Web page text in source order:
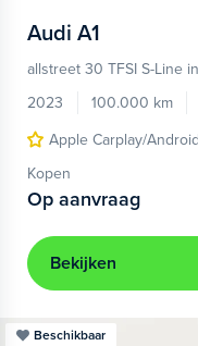
Audi A1
allstreet 30 TFSI S-Line
2023
100.000 km
Apple Carplay/
Kopen
Op aanvraag
Bekijken
Beschikbaar